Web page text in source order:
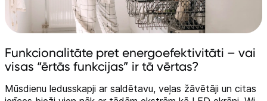
Funkcionalitāte pret energoefektivitāti – vai
visas “ērtās funkcijas” ir tā vērtas?
Mūsdienu ledusskapji ar saldētavu, veļas žāvētāji un citas